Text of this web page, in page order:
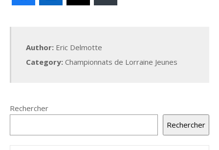
Author: Eric Delmotte
Category: Championnats de Lorraine Jeunes
Rechercher
Rechercher